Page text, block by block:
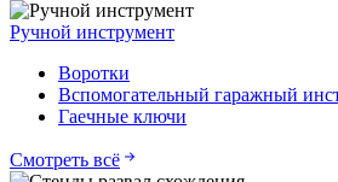
Ручной инструмент
Воротки
Вспомогательный гаражный
Гаечные ключи
Смотреть всё